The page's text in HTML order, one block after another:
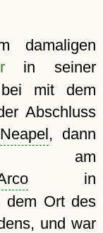
damaligen
in seiner
mit dem
Abschluss
Neapel, dann
am
in
dem Ort des
und war